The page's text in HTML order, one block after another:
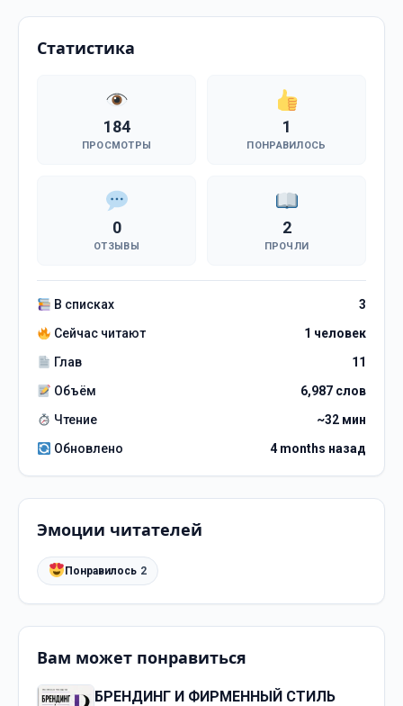
Статистика
184
ПРОСМОТРЫ
1
ПОНРАВИЛОСЬ
0
ОТЗЫВЫ
2
ПРОЧЛИ
В списках
3
Сейчас читают
1 человек
Глав
11
Объём
6,987 слов
Чтение
~32 мин
Обновлено
4 months назад
Эмоции читателей
Понравилось 2
Вам может понравиться
БРЕНДИНГ И ФИРМЕННЫЙ СТИЛЬ